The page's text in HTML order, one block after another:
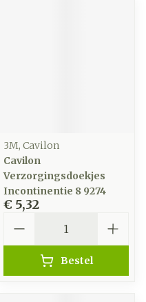
3M, Cavilon
Cavilon
Verzorgingsdoekjes
Incontinentie 8 9274
€ 5,32
Bestel